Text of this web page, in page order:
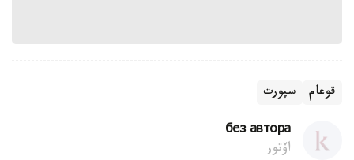
قوعام سپورت
без автора
اۆتور